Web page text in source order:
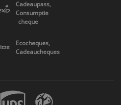
Cadeaupass,
Consumptie
cheque
Ecocheques,
Cadeaucheques